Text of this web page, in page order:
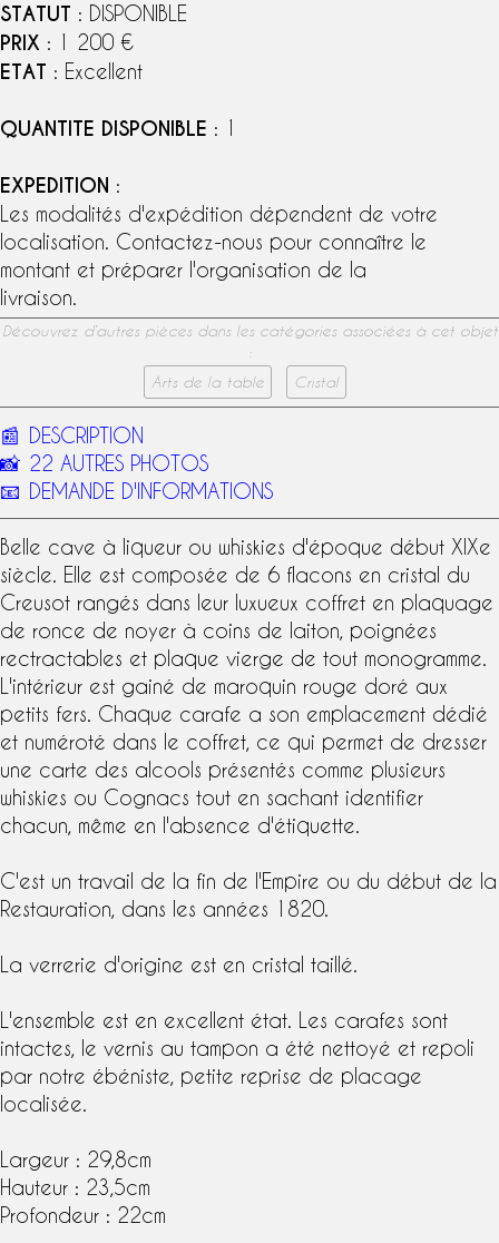
STATUT : DISPONIBLE
PRIX : 1 200 €
ETAT : Excellent
QUANTITE DISPONIBLE : 1
EXPEDITION :
Les modalités d'expédition dépendent de votre
localisation. Contactez-nous pour connaître le
montant et préparer l'organisation de la
livraison.
Découvrez d’autres pièces dans les catégories associées à cet objet
:
Arts de la table
Cristal
📰 DESCRIPTION
📸 22 AUTRES PHOTOS
📧 DEMANDE D'INFORMATIONS
Belle cave à liqueur ou whiskies d'époque début XIXe
siècle . Elle est composée de 6 flacons en cristal du
Creusot rangés dans leur luxueux coffret en plaquage
de ronce de noyer à coins de laiton, poignées
rectractables et plaque vierge de tout monogramme.
L'intérieur est gainé de maroquin rouge doré aux
petits fers. Chaque carafe a son emplacement dédié
et numéroté dans le coffret, ce qui permet de dresser
une carte des alcools présentés comme plusieurs
whiskies ou Cognacs tout en sachant identifier
chacun, même en l'absence d'étiquette.
C'est un travail de la fin de l'Empire ou du début de la
Restauration, dans les années 1820.
La verrerie d'origine est en cristal taillé.
L'ensemble est en excellent état. Les carafes sont
intactes, le vernis au tampon a été nettoyé et repoli
par notre ébéniste, petite reprise de placage
localisée.
Largeur : 29,8cm
Hauteur : 23,5cm
Profondeur : 22cm